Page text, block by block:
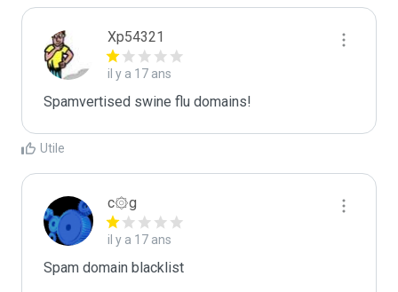
Xp54321
il y a 17 ans
Spamvertised swine flu domains!
Utile
c۞g
il y a 17 ans
Spam domain blacklist